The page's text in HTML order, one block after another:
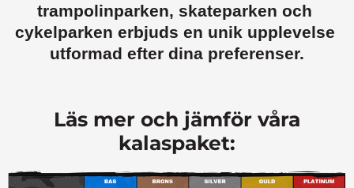
trampolinparken, skateparken och
cykelparken erbjuds en unik upplevelse
utformad efter dina preferenser.
Läs mer och jämför våra
kalaspaket: